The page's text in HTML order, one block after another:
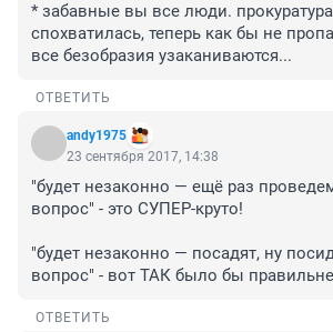
* забавные вы все люди.
спохватилась, теперь как бы не
все безобразия узаканиваются...
ОТВЕТИТЬ
andy1975
23 сентября 2017, 14:38
"будет незаконно — ещё раз
вопрос" - это СУПЕР-круто!
"будет незаконно — посадят, ну
вопрос" - вот ТАК было бы
ОТВЕТИТЬ